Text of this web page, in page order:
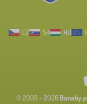
CZ SK HU
© 2008 - 2026